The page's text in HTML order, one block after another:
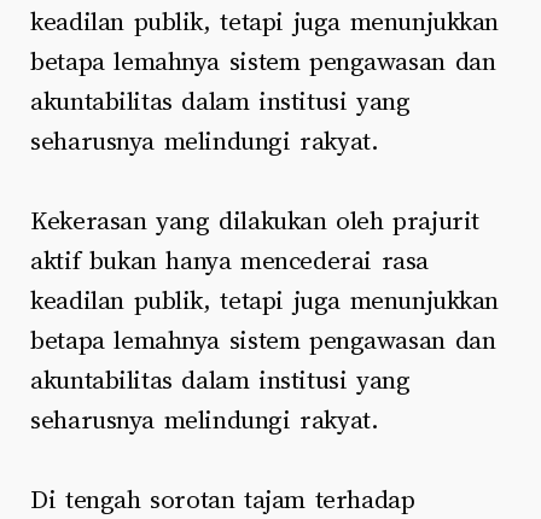
keadilan publik, tetapi juga menunjukkan
betapa lemahnya sistem pengawasan dan
akuntabilitas dalam institusi yang
seharusnya melindungi rakyat.
Kekerasan yang dilakukan oleh prajurit
aktif bukan hanya mencederai rasa
keadilan publik, tetapi juga menunjukkan
betapa lemahnya sistem pengawasan dan
akuntabilitas dalam institusi yang
seharusnya melindungi rakyat.
Di tengah sorotan tajam terhadap